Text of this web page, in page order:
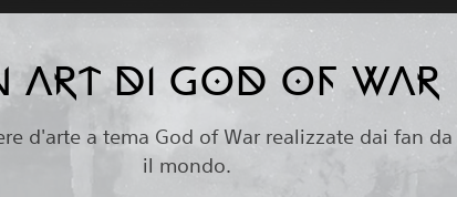
ART DI GOD OF WAR
d'arte a tema God of War realizzate dai fan
il mondo.